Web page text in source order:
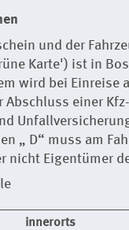
und der
Karte') ist in
wird bei Einreise
einer
„ D“ muss am
nicht Eigentümer
innerorts